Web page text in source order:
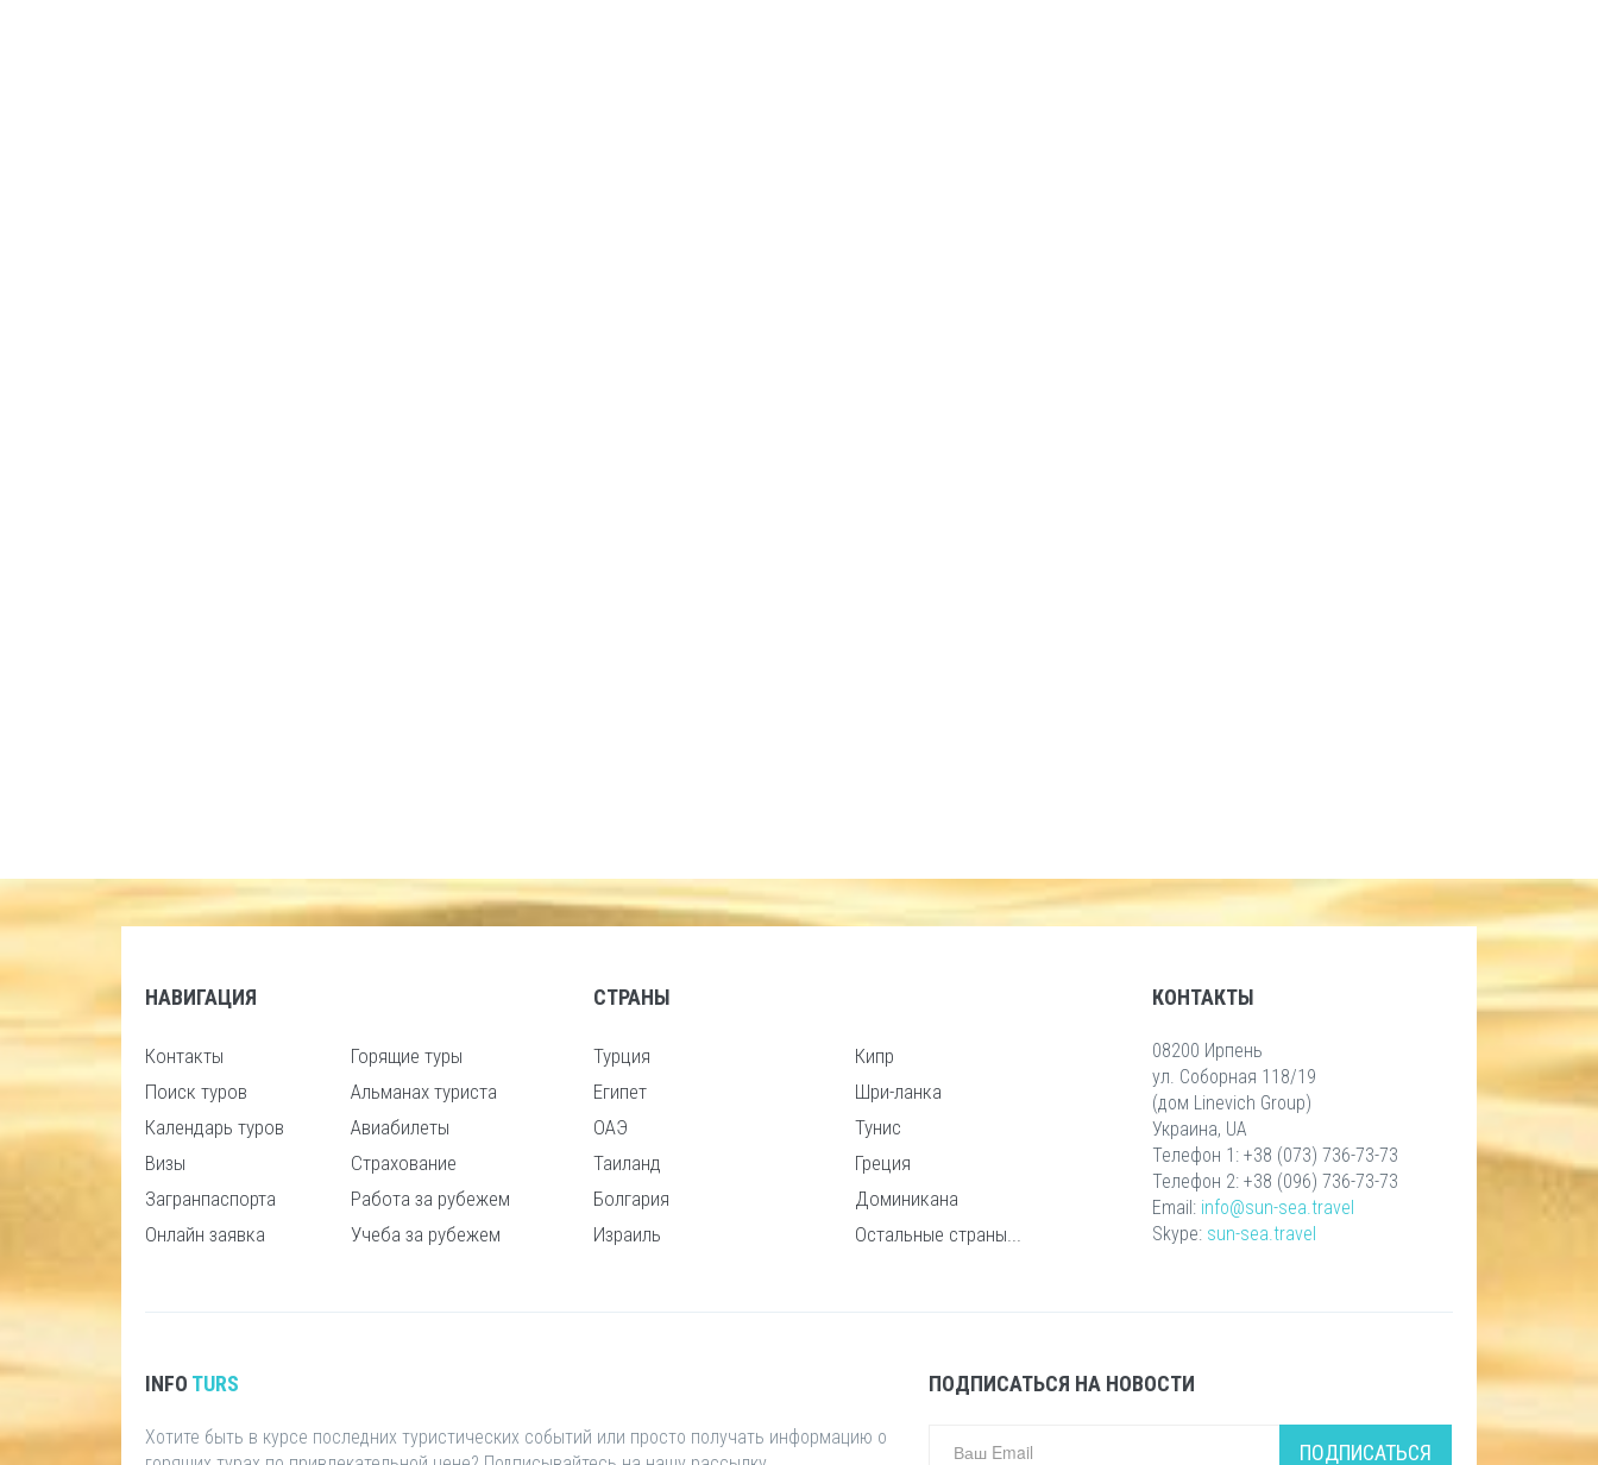
НАВИГАЦИЯ
Контакты
Поиск туров
Календарь туров
Визы
Загранпаспорта
Онлайн заявка
Горящие туры
Альманах туриста
Авиабилеты
Страхование
Работа за рубежем
Учеба за рубежем
СТРАНЫ
Турция
Египет
ОАЭ
Таиланд
Болгария
Израиль
Кипр
Шри-ланка
Тунис
Греция
Доминикана
Остальные страны...
КОНТАКТЫ
08200 Ирпень
ул. Соборная 118/19
(дом Linevich Group)
Украина, UA
Телефон 1: +38 (073) 736-73-73
Телефон 2: +38 (096) 736-73-73
Email: info@sun-sea.travel
Skype: sun-sea.travel
INFO TURS
Хотите быть в курсе последних туристических событий или просто получать информацию о
ПОДПИСАТЬСЯ НА НОВОСТИ
ПОДПИСАТЬСЯ